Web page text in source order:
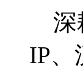
深
IP、